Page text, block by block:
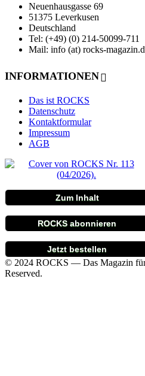
Neuenhausgasse 69
51375 Leverkusen
Deutschland
Tel: (+49) (0) 214-50099-711
Mail: info (at) rocks-
INFORMATIONEN
Das ist ROCKS
Datenschutz
Kontaktformular
Impressum
AGB
Zum Inhalt
ROCKS abonnieren
Jetzt bestellen
© 2024 ROCKS — Das Magazin
Reserved.